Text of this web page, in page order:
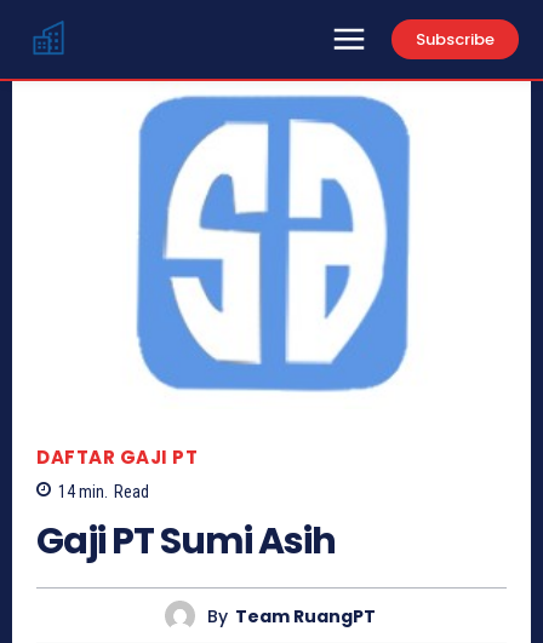
Subscribe
DAFTAR GAJI PT
14min. Read
Gaji PT Sumi Asih
By Team RuangPT